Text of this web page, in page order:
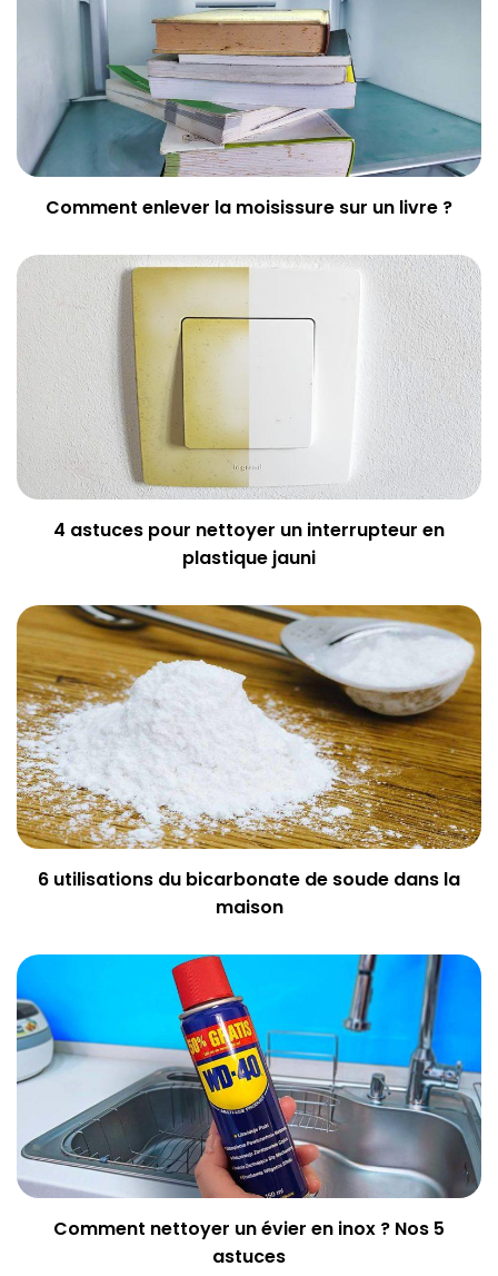
Comment enlever la moisissure sur un livre ?
4 astuces pour nettoyer un interrupteur en
plastique jauni
6 utilisations du bicarbonate de soude dans la
maison
Comment nettoyer un évier en inox ? Nos 5
astuces